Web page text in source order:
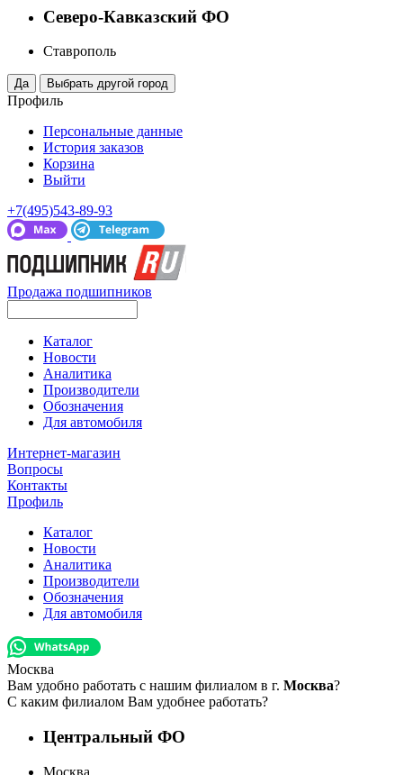
Северо-Кавказский ФО
Ставрополь
Профиль
Персональные данные
История заказов
Корзина
Выйти
+7(495)543-89-93
Продажа подшипников
Каталог
Новости
Аналитика
Производители
Обозначения
Для автомобиля
Интернет-магазин
Вопросы
Контакты
Профиль
Каталог
Новости
Аналитика
Производители
Обозначения
Для автомобиля
Москва
Вам удобно работать с нашим филиалом в г. Москва?
С каким филиалом Вам удобнее работать?
Центральный ФО
Москва